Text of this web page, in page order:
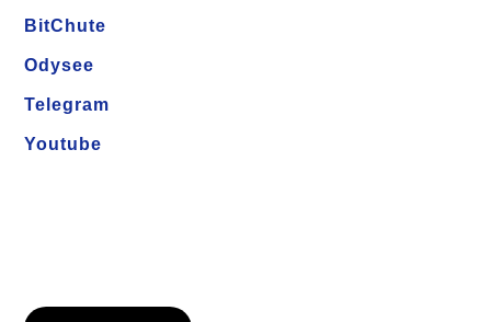
BitChute
Odysee
Telegram
Youtube